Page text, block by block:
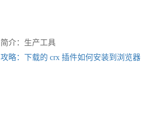
简介：生产工具
攻略：下载的 crx 插件如何安装到浏览